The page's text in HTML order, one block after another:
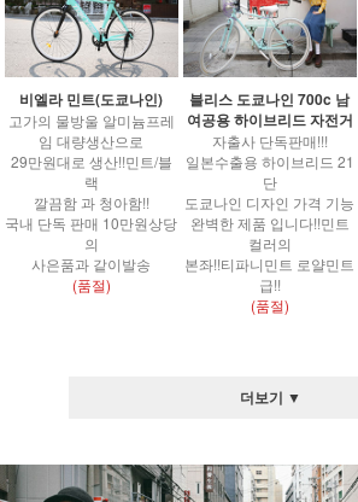
비엘라 민트(도쿄나인)
고가의 물방울 알미늄프레
임 대량생산으로
29만원대로 생산!!민트/블
랙
깔끔함 과 청아함!!
국내 단독 판매 10만원상당
의
사은품과 같이발송
(품절)
블리스 도쿄나인 700c 남
여공용 하이브리드 자전거
자출사 단독판매!!!
일본수출용 하이브리드 21
단
도쿄나인 디자인 가격 기능
완벽한 제품 입니다!!민트
컬러의
본좌!!티파니민트 로얄민트
급!!
(품절)
더보기 ▼